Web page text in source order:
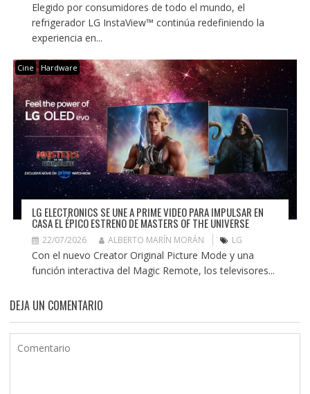
Elegido por consumidores de todo el mundo, el
refrigerador LG InstaView™ continúa redefiniendo la
experiencia en...
Cine Hardware
LG ELECTRONICS SE UNE A PRIME VIDEO PARA IMPULSAR EN
CASA EL ÉPICO ESTRENO DE MASTERS OF THE UNIVERSE
22/07/2026 ALBERTO MARÍN MORÁN LG
Con el nuevo Creator Original Picture Mode y una
función interactiva del Magic Remote, los televisores...
DEJA UN COMENTARIO